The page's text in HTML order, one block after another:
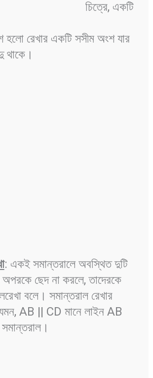
একটি
হলো রেখার একটি সসীম অংশ যার
থাকে।
: একই সমান্তরালে অবস্থিত দুটি
ছেদ না করলে, তাদেরকে
বলে। সমান্তরাল রেখার
AB || CD মানে লাইন AB